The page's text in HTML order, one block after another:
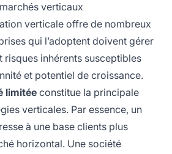
verticaux
verticale offre de nombreux
qui l’adoptent doivent gérer
risques inhérents susceptibles
et potentiel de croissance.
limitéeconstitue la principale
verticales. Par essence, un
à une base clients plus
horizontal. Une société